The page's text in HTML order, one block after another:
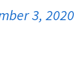
3, 2020